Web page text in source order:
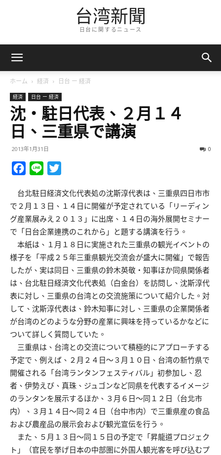
台湾新聞
日台に関するニュース
ホーム 経済 日台 ー 経済
経済 日台 ー 経済
沈・駐日代表、２月１４
日、三重県で講演
2013年1月31日 0
Facebook
Line
台北駐日経済文化代表処の沈斯淳代表は、三重県四日市市
で２月１３日、１４日に開催が予定されている「リーディン
グ産業展みえ２０１３」に出席、１４日の海外展開セミナー
で「日台企業連携のこれから」と題する講演を行う。
本紙は、１月１８日に実施された三重県の観光イベントの
様子を「平成２５年三重県観光交流会が盛大に開催」で報告
したが、実は同日、三重県の鈴木英敬・知事ほか同県関係者
は、台北駐日経済文化代表処（白金台）を訪問し、沈斯淳代
表に対し、三重県の台湾との交流施策について紹介した。対
して、沈斯淳代表は、鈴木知事に対し、三重県の企業関係者
が台湾のどのような分野の産業に興味を持っているかなどに
ついて詳しく質問していた。
三重県は、台湾との交流について積極的にアプローチする
予定で、例えば、２月２４日～３月１０日、台湾の新竹県で
開催される「台湾ランタンフェスティバル」初参加し、忍
者、伊勢えび、真珠、ジュゴンなど同県を代表するイメージ
のランタンを展示するほか、３月６日～同１２日（台北市
内）、３月１４日～同２４日（台中市内）で三重県産の食品
および農産品の展示会および観光宣伝を行う。
また、５月１３日～同１５日の予定で「昇龍道プロジェク
ト」（官民を挙げ日本の中部圏に外国人観光客を呼び込むプ